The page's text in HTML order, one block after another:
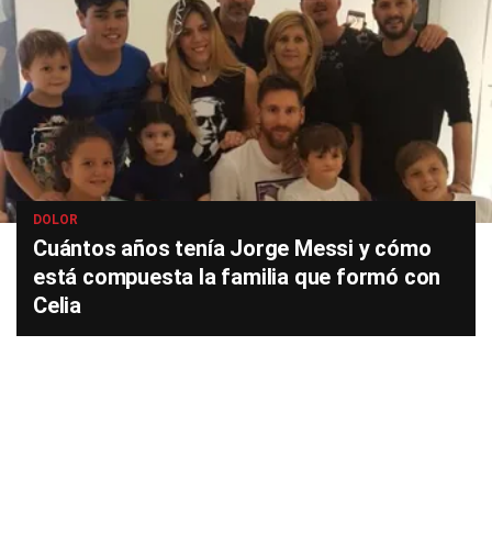
DOLOR
Cuántos años tenía Jorge Messi y cómo
está compuesta la familia que formó con
Celia